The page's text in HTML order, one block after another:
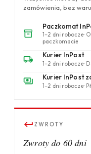
zamówienia, bez
Paczkomat
1–2 dni robocze ·
paczkomacie
Kurier InPost
1–2 dni robocze ·
Kurier InPost
1–2 dni robocze ·
ZWROTY
Zwroty do 60 dni